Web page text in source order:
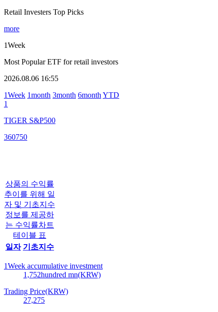
Retail Investers Top Picks
more
1Week
Most Popular ETF for retail investors
2026.08.06 16:55
1Week 1month 3month 6month YTD
1
TIGER S&P500
360750
상품의 수익률
추이를 위해 일
자 및 기초지수
정보를 제공하
는 수익률차트
테이블 표
일자 기초지수
1Week accumulative investment
1,752hundred mn(KRW)
Trading Price(KRW)
27,275